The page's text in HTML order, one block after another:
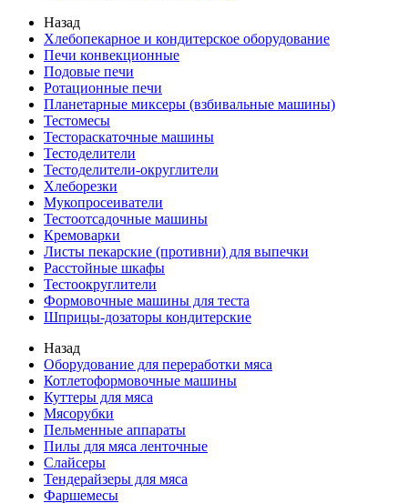
Назад
Хлебопекарное и кондитерское оборудование
Печи конвекционные
Подовые печи
Ротационные печи
Планетарные миксеры (взбивальные машины)
Тестомесы
Тестораскаточные машины
Тестоделители
Тестоделители-округлители
Хлеборезки
Мукопросеиватели
Тестоотсадочные машины
Кремоварки
Листы пекарские (противни) для выпечки
Расстойные шкафы
Тестоокруглители
Формовочные машины для теста
Шприцы-дозаторы кондитерские
Назад
Оборудование для переработки мяса
Котлетоформовочные машины
Куттеры для мяса
Мясорубки
Пельменные аппараты
Пилы для мяса ленточные
Слайсеры
Тендерайзеры для мяса
Фаршемесы